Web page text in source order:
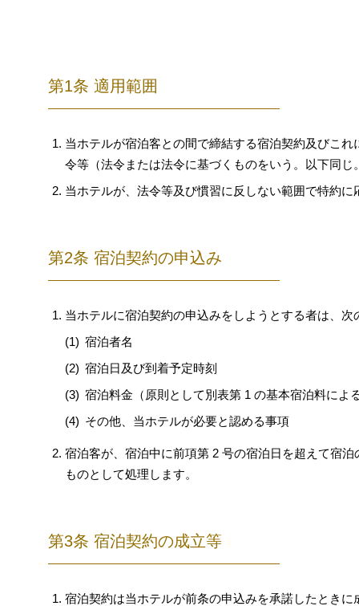
第1条 適用範囲
当ホテルが宿泊客との間で締結する宿泊契約及びこ
令等（法令または法令に基づくものをいう。以下同
当ホテルが、法令等及び慣習に反しない範囲で特約
第2条 宿泊契約の申込み
当ホテルに宿泊契約の申込みをしようとする者は、
宿泊者名
宿泊日及び到着予定時刻
宿泊料金（原則として別表第 1 の基本宿泊料によ
その他、当ホテルが必要と認める事項
宿泊客が、宿泊中に前項第 2 号の宿泊日を超えて宿
ものとして処理します。
第3条 宿泊契約の成立等
宿泊契約は当ホテルが前条の申込みを承諾したとき